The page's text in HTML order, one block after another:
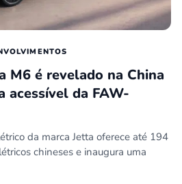
M6 é revelado na China
acessível da FAW-
da marca Jetta oferece até 194
chineses e inaugura uma